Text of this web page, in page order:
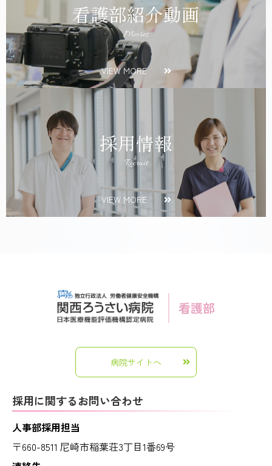
看護部紹介動画
Movies
VIEW MORE
採用情報
Recruit
VIEW MORE
病院サイトへ
採用に関するお問い合わせ
人事部採用担当
〒660-8511 尼崎市稲葉荘3丁目1番69号